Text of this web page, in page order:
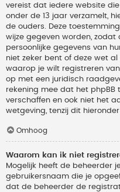
vereist dat iedere website
onder de 13 jaar verzamelt,
de ouders. Deze
wijze gegeven worden,
persoonlijke gegevens van
niet zeker bent of deze wet
waarop je wilt registreren
op met een juridisch
rekening mee dat het
verschaffen en ook niet het
wetgeving, tenzij dit
Omhoog
Waarom kan ik niet
Mogelijk heeft de beheerder
gebruikersnaam die je
dat de beheerder de